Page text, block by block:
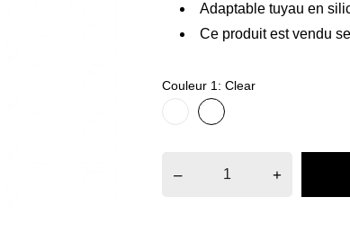
Adaptable tuyau en
Ce produit est vendu
Couleur 1: Clear
Ice Clear
– +